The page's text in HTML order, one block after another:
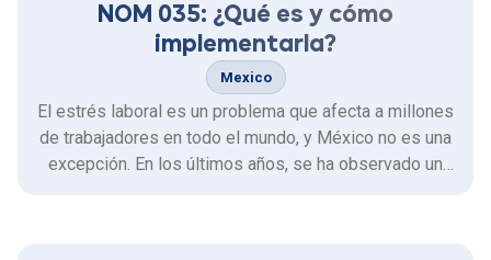
NOM 035: ¿Qué es y cómo
implementarla?
Mexico
El estrés laboral es un problema que afecta a millones
de trabajadores en todo el mundo, y México no es una
excepción. En los últimos años, se ha observado un